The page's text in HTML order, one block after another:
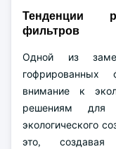
Тенденции
фильтров
Одной из
гофрированных
внимание к
решениям для
экологического
это,